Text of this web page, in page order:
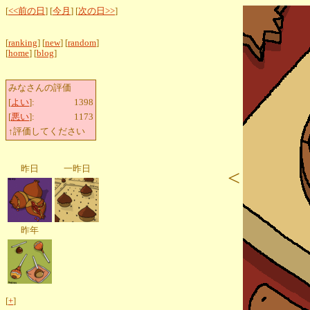
[<<前の日 ] [今月 ] [次の日>>]
[ranking] [new] [random]
[home] [blog]
みなさんの評価
[よい]:
1398
[悪い]:
1173
↑評価してください
昨日 一昨日
昨年
[+]
<